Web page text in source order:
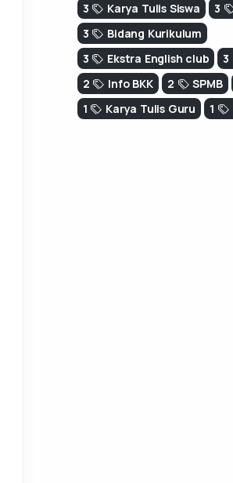
3
Karya Tulis Siswa 3
3
Bidang Kurikulum
3
Ekstra English club 3
2
Info BKK 2 SPMB
1
Karya Tulis Guru 1